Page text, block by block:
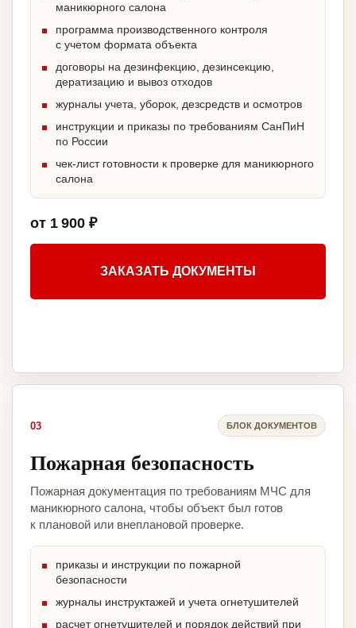
маникюрного салона
программа производственного контроля
с учетом формата объекта
договоры на дезинфекцию, дезинсекцию,
дератизацию и вывоз отходов
журналы учета, уборок, дезсредств и осмотров
инструкции и приказы по требованиям СанПиН
по России
чек-лист готовности к проверке для маникюрного
салона
от 1 900 ₽
ЗАКАЗАТЬ ДОКУМЕНТЫ
03 БЛОК ДОКУМЕНТОВ
Пожарная безопасность
Пожарная документация по требованиям МЧС для
маникюрного салона, чтобы объект был готов
к плановой или внеплановой проверке.
приказы и инструкции по пожарной
безопасности
журналы инструктажей и учета огнетушителей
расчет огнетушителей и порядок действий при